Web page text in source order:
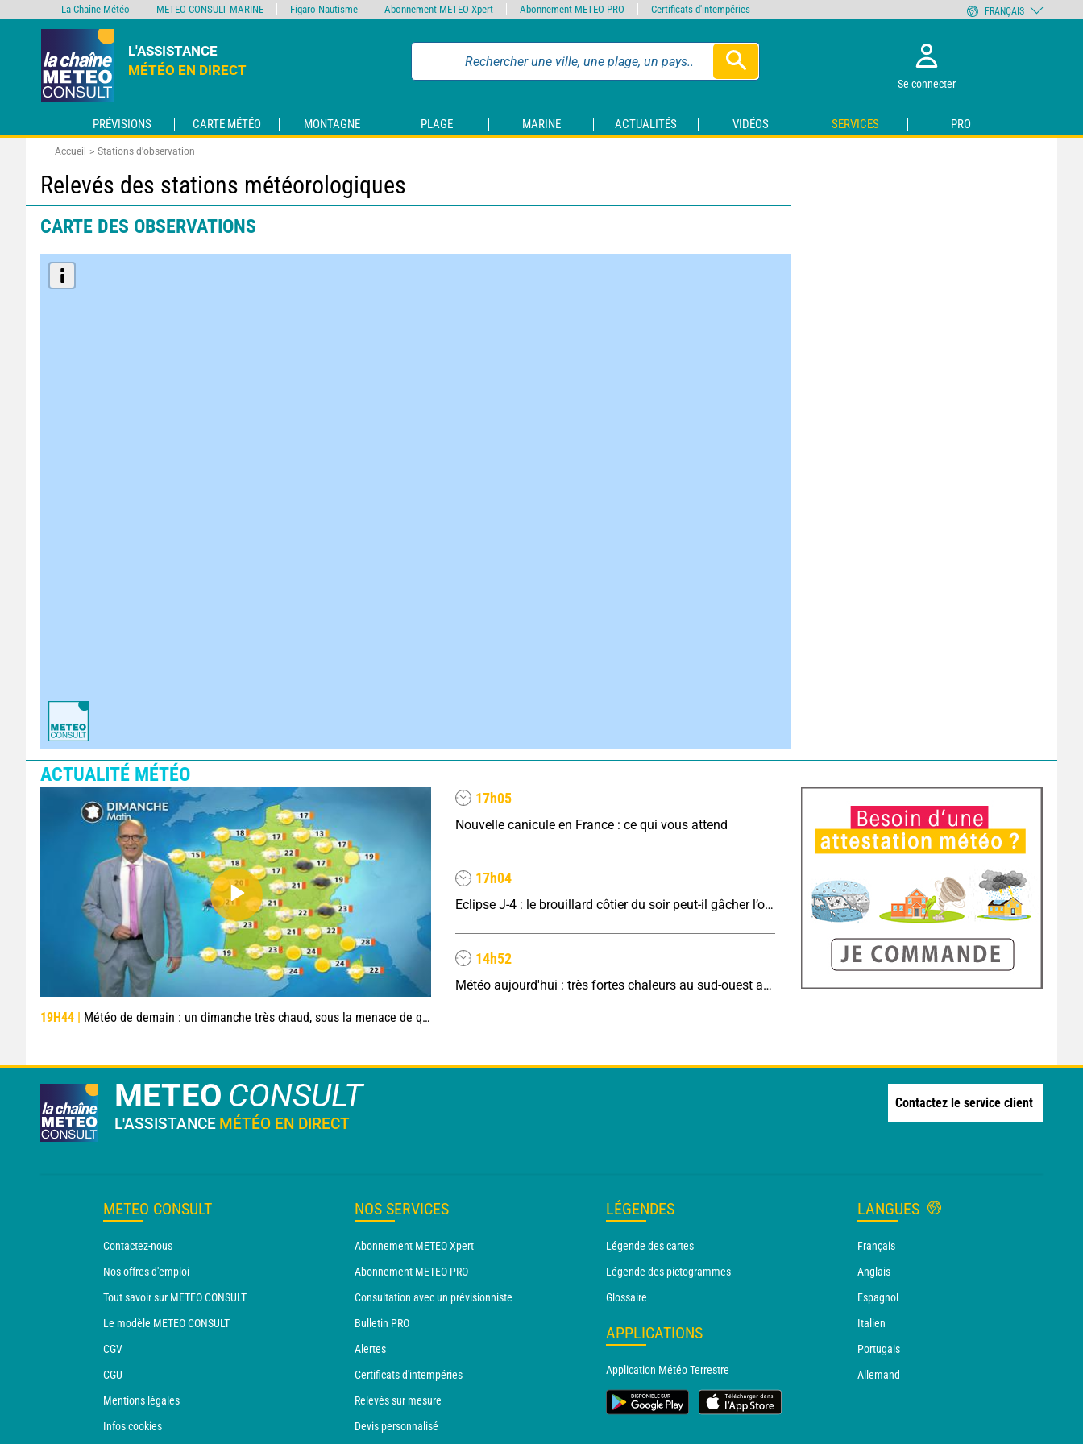
L'ASSISTANCE
MÉTÉO EN DIRECT
Se connecter
PRÉVISIONS CARTE MÉTÉO MONTAGNE PLAGE MARINE ACTUALITÉS VIDÉOS SERVICES PRO
Accueil Stations d'observation
Relevés des stations météorologiques
CARTE DES OBSERVATIONS
ACTUALITÉ MÉTÉO
19H44 | Météo de demain : un dimanche très chaud, sous la menace de quelques orages
17h05
Nouvelle canicule en France : ce qui vous attend
17h04
Eclipse J-4 : le brouillard côtier du soir peut-il gâcher l’observation de l’éclipse à la plage ?
14h52
Météo aujourd'hui : très fortes chaleurs au sud-ouest avant des orages, jusqu'à 39°C
METEO CONSULT
L'ASSISTANCE MÉTÉO EN DIRECT
Contactez le service client
METEO CONSULT
Contactez-nous
Nos offres d'emploi
Tout savoir sur METEO CONSULT
Le modèle METEO CONSULT
CGV
CGU
Mentions légales
Infos cookies
NOS SERVICES
Abonnement METEO Xpert
Abonnement METEO PRO
Consultation avec un prévisionniste
Bulletin PRO
Alertes
Certificats d'intempéries
Relevés sur mesure
Devis personnalisé
LÉGENDES
Légende des cartes
Légende des pictogrammes
Glossaire
APPLICATIONS
Application Météo Terrestre
LANGUES
Français
Anglais
Espagnol
Italien
Portugais
Allemand
La Chaîne Météo METEO CONSULT MARINE Figaro Nautisme Abonnement METEO Xpert Abonnement METEO PRO Certificats d'intempéries FRANÇAIS